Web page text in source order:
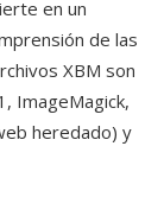
en un
de las
XBM son
ImageMagick,
heredado) y